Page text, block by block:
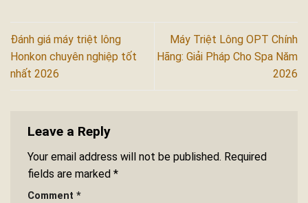
Đánh giá máy triệt lông
Honkon chuyên nghiệp tốt
nhất 2026
Máy Triệt Lông OPT Chính
Hãng: Giải Pháp Cho Spa Năm
2026
Leave a Reply
Your email address will not be published. Required
fields are marked *
Comment *